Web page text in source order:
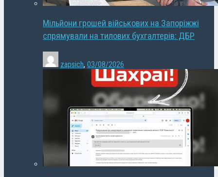
Мільйони грошей військових на Запоріжжі
спрямували на тилових бухгалтерів: ДБР
zapsich, 03/08/2026